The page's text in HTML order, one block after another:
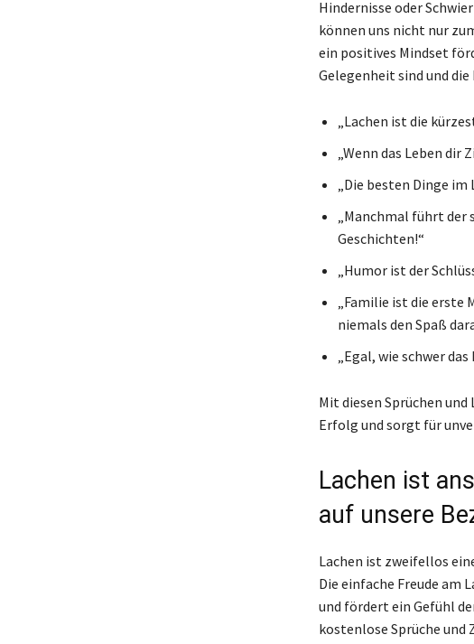
Hindernisse oder
können uns nicht nur
ein positives Mindset
Gelegenheit sind und die
„Lachen ist die
„Wenn das Leben
„Die besten Dinge
„Manchmal führt
Geschichten!“
„Humor ist der
„Familie ist die erste
niemals den Spaß
„Egal, wie schwer
Mit diesen Sprüchen
Erfolg und sorgt für
Lachen ist
auf unsere
Lachen ist zweifellos
Die einfache Freude am
und fördert ein Gefühl
kostenlose Sprüche und